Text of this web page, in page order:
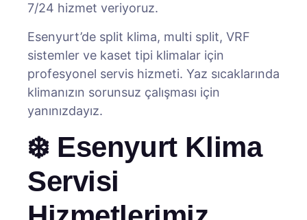
7/24 hizmet veriyoruz.
Esenyurt’de split klima, multi split, VRF
sistemler ve kaset tipi klimalar için
profesyonel servis hizmeti. Yaz sıcaklarında
klimanızın sorunsuz çalışması için
yanınızdayız.
❄️ Esenyurt Klima
Servisi